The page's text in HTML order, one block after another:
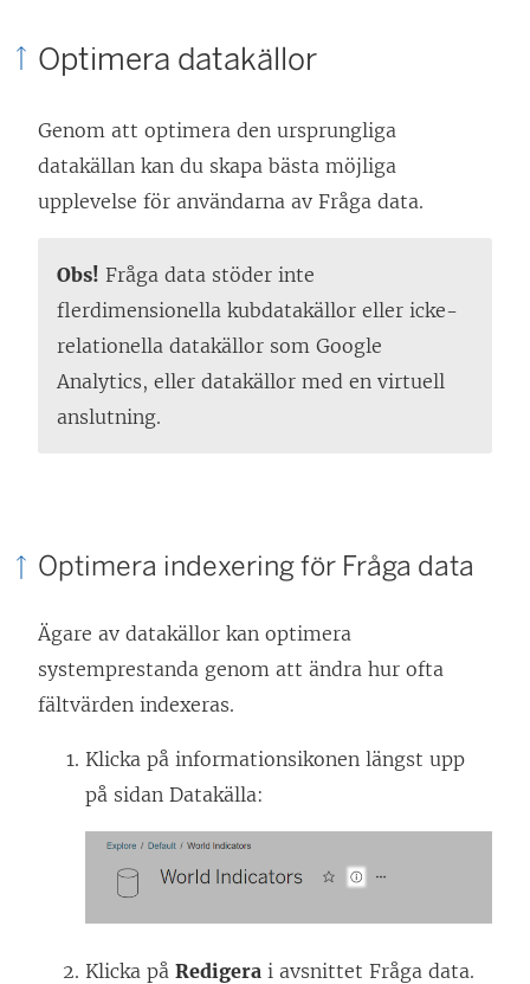
Optimera datakällor
Genom att optimera den ursprungliga
datakällan kan du skapa bästa möjliga
upplevelse för användarna av Fråga data.
Obs! Fråga data stöder inte
flerdimensionella kubdatakällor eller icke-
relationella datakällor som Google
Analytics, eller datakällor med en virtuell
anslutning.
Optimera indexering för Fråga data
Ägare av datakällor kan optimera
systemprestanda genom att ändra hur ofta
fältvärden indexeras.
Klicka på informationsikonen längst upp
på sidan Datakälla:
Klicka på Redigera i avsnittet Fråga data.